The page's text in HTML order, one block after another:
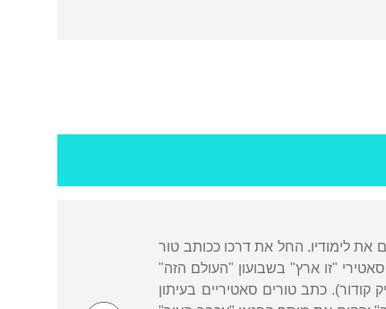
את לימודיו. החל את דרכו ככותב טור
"זו ארץ" בשבועון "העולם הזה"
קודור). כתב טורים סאטיריים בעיתון